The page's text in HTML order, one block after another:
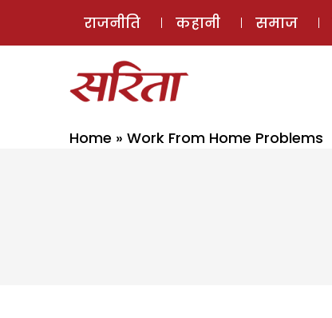
राजनीति कहानी समाज
Home » Work From Home Problems